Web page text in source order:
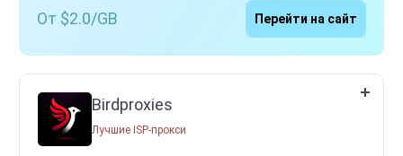
От $2.0/GB Перейти на сайт
Birdproxies
Лучшие ISP-прокси